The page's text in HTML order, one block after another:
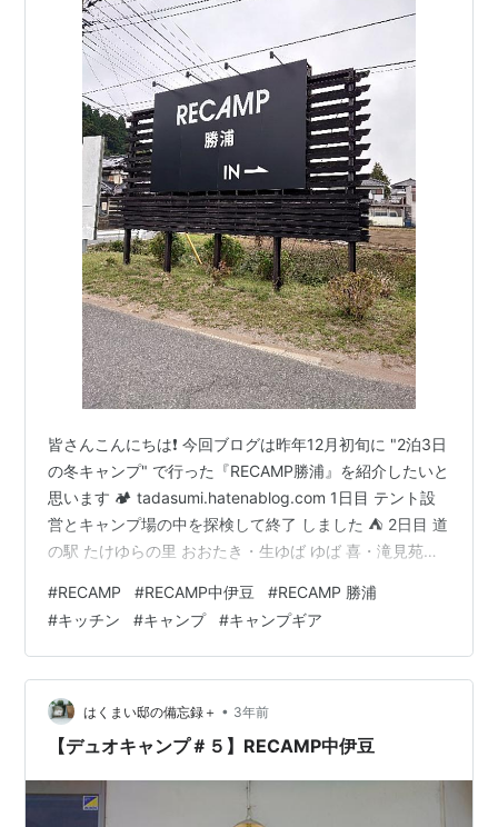
皆さんこんにちは❗ 今回ブログは昨年12月初旬に "2泊3日
の冬キャンプ" で行った『RECAMP勝浦』を紹介したいと
思います 🏕️ tadasumi.hatenablog.com 1日目 テント設
営とキャンプ場の中を探検して終了 しました ⛺ 2日目 道
の駅 たけゆらの里 おおたき・生ゆば ゆば 喜・滝見苑け
本店・海の直売所 おさ かな村・道の港 まるたけ・道の
駅 鴨川オーシ ャンパーク・お食事処 まつもとに寄って
帰宅 です 🚐 今回、このキャンプ場を選択したのは断然
にお値段でした、期間限定の連泊割引 50％オフ 2泊3日
で5500…
#RECAMP #RECAMP中伊豆 #RECAMP 勝浦
#キッチン #キャンプ #キャンプギア
はくまい邸の備忘録＋ • 3年前
【デュオキャンプ＃５】RECAMP中伊豆